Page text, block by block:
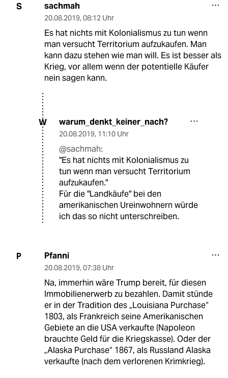
S sachmah
20.08.2019, 08:12 Uhr
Es hat nichts mit Kolonialismus zu tun wenn
man versucht Territorium aufzukaufen. Man
kann dazu stehen wie man will. Es ist besser als
Krieg, vor allem wenn der potentielle Käufer
nein sagen kann.
W warum_denkt_keiner_nach?
20.08.2019, 11:10 Uhr
@sachmah:
"Es hat nichts mit Kolonialismus zu
tun wenn man versucht Territorium
aufzukaufen."
Für die "Landkäufe" bei den
amerikanischen Ureinwohnern würde
ich das so nicht unterschreiben.
P Pfanni
20.08.2019, 07:38 Uhr
Na, immerhin wäre Trump bereit, für diesen
Immobilienerwerb zu bezahlen. Damit stünde
er in der Tradition des „Louisiana Purchase“
1803, als Frankreich seine Amerikanischen
Gebiete an die USA verkaufte (Napoleon
brauchte Geld für die Kriegskasse). Oder der
„Alaska Purchase“ 1867, als Russland Alaska
verkaufte (nach dem verlorenen Krimkrieg).